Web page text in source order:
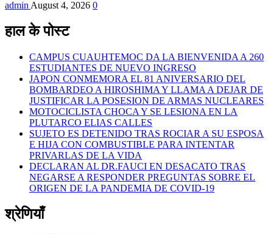
adminAugust 4, 2026 0
हाल के पोस्ट
CAMPUS CUAUHTEMOC DA LA BIENVENIDA A 260
ESTUDIANTES DE NUEVO INGRESO
JAPON CONMEMORA EL 81 ANIVERSARIO DEL
BOMBARDEO A HIROSHIMA Y LLAMA A DEJAR DE
JUSTIFICAR LA POSESION DE ARMAS NUCLEARES
MOTOCICLISTA CHOCA Y SE LESIONA EN LA
PLUTARCO ELIAS CALLES
SUJETO ES DETENIDO TRAS ROCIAR A SU ESPOSA
E HIJA CON COMBUSTIBLE PARA INTENTAR
PRIVARLAS DE LA VIDA
DECLARAN AL DR.FAUCI EN DESACATO TRAS
NEGARSE A RESPONDER PREGUNTAS SOBRE EL
ORIGEN DE LA PANDEMIA DE COVID-19
श्रेणियाँ